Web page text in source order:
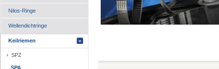
Nilos-Ringe
Wellendichtringe
Keilriemen
SPZ
SPA